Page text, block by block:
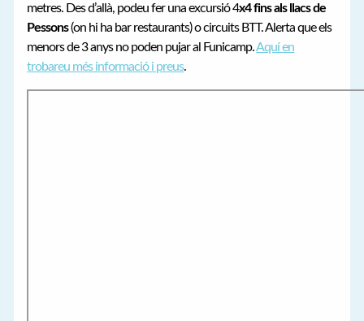
metres. Des d’allà, podeu fer una excursió 4x4 fins als llacs de
Pessons(on hi ha bar restaurants) o circuits BTT. Alerta que els
menors de 3 anys no poden pujar al Funicamp.Aquí en
trobareu més informació i preus.